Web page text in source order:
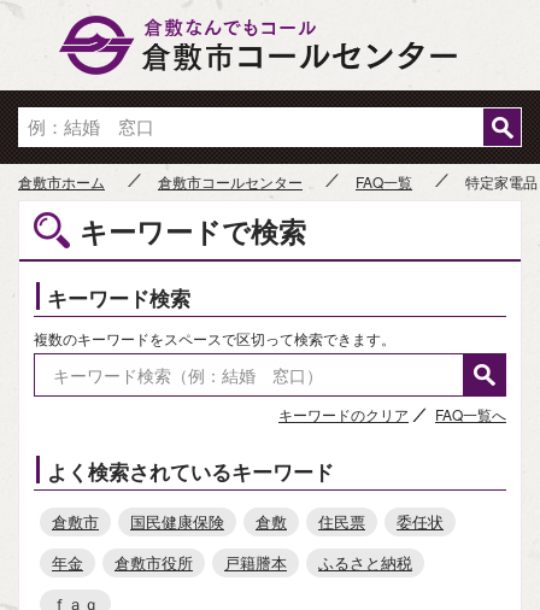
倉敷市ホーム 倉敷市コールセンター FAQ一覧 特定家電
キーワードで検索
キーワード検索
複数のキーワードをスペースで区切って検索できます。
キーワードのクリア FAQ一覧へ
よく検索されているキーワード
倉敷市 国民健康保険 倉敷 住民票
委任状
年金
倉敷市役所 戸籍謄本
ふるさと納税
ｆａｑ